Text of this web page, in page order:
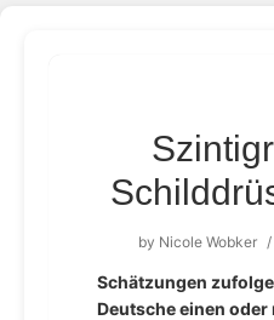
by Nicole Wobker /
Schätzungen
Deutsche einen